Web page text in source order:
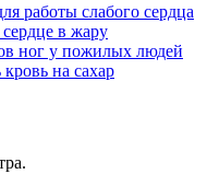
работы слабого сердца
в жару
ног у пожилых людей
на сахар